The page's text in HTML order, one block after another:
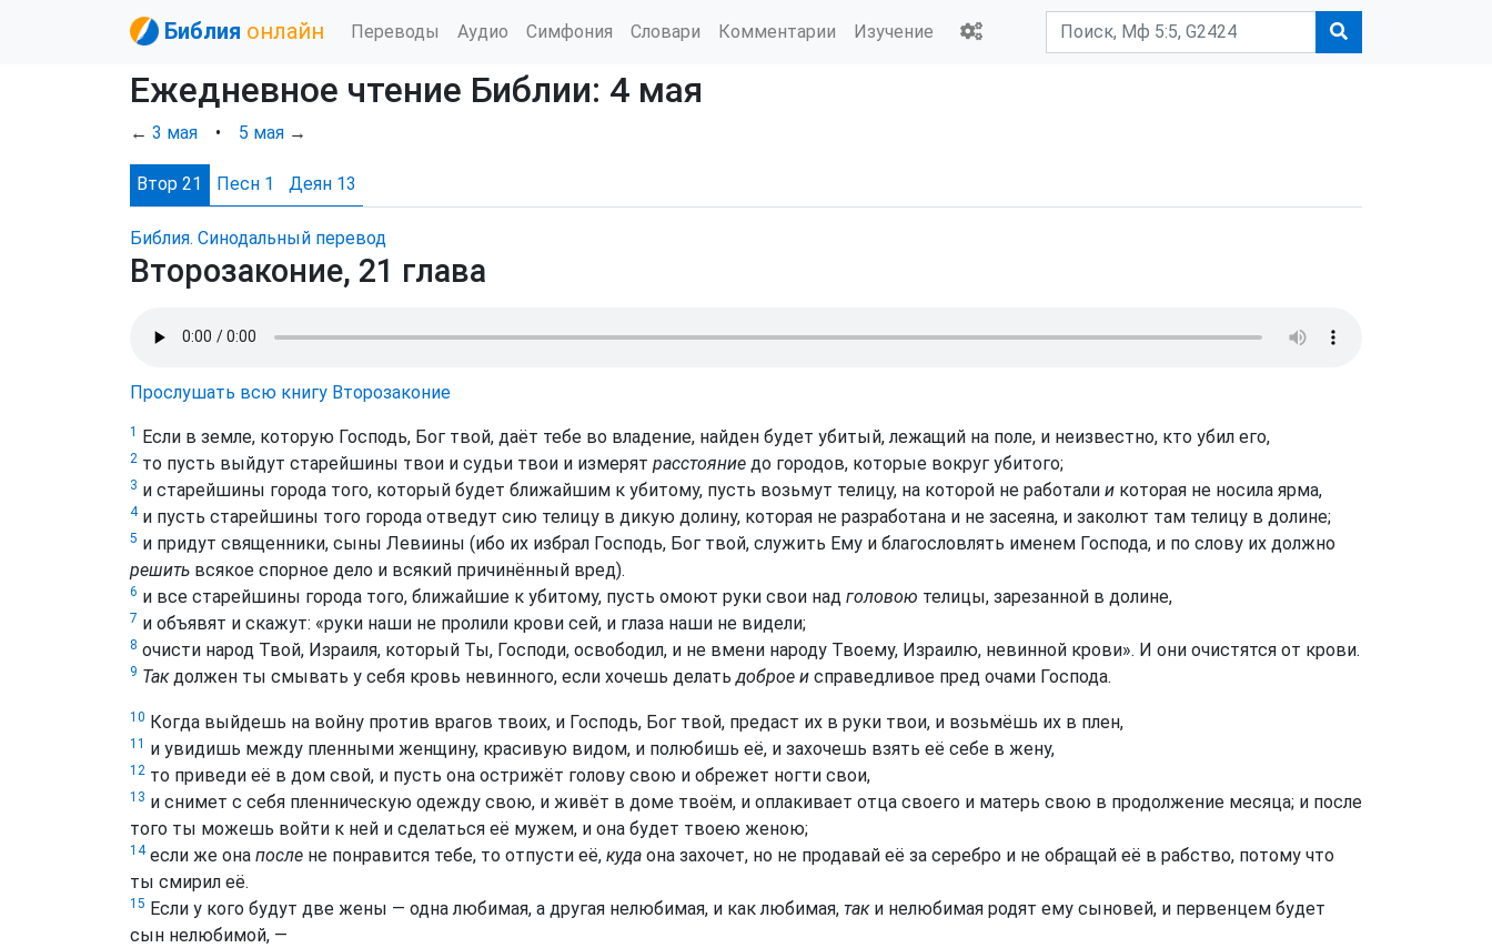
Библия онлайн Переводы Аудио Симфония Словари Комментарии Изучение
Ежедневное чтение Библии: 4 мая
← 3 мая • 5 мая →
Втор 21 Песн 1 Деян 13
Библия. Синодальный перевод
Второзаконие, 21 глава
Прослушать всю книгу Второзаконие
1 Если в земле, которую Господь, Бог твой, даёт тебе во владение, найден будет убитый, лежащий на поле, и неизвестно, кто убил его,
2 то пусть выйдут старейшины твои и судьи твои и измерят расстояние до городов, которые вокруг убитого;
3 и старейшины города того, который будет ближайшим к убитому, пусть возьмут телицу, на которой не работали и которая не носила ярма,
4и пусть старейшины того города отведут сию телицу в дикую долину, которая не разработана и не засеяна, и заколют там телицу в долине;
5 и придут священники, сыны Левиины (ибо их избрал Господь, Бог твой, служить Ему и благословлять именем Господа, и по слову их должно
решить всякое спорное дело и всякий причинённый вред).
6 и все старейшины города того, ближайшие к убитому, пусть омоют руки свои над головою телицы, зарезанной в долине,
7 и объявят и скажут: «руки наши не пролили крови сей, и глаза наши не видели;
8 очисти народ Твой, Израиля, который Ты, Господи, освободил, и не вмени народу Твоему, Израилю, невинной крови». И они очистятся от крови.
9 Такдолжен ты смывать у себя кровь невинного, если хочешь делать доброе и справедливое пред очами Господа.
10 Когда выйдешь на войну против врагов твоих, и Господь, Бог твой, предаст их в руки твои, и возьмёшь их в плен,
11 и увидишь между пленными женщину, красивую видом, и полюбишь её, и захочешь взять её себе в жену,
12 то приведи её в дом свой, и пусть она острижёт голову свою и обрежет ногти свои,
13 и снимет с себя пленническую одежду свою, и живёт в доме твоём, и оплакивает отца своего и матерь свою в продолжение месяца; и после
того ты можешь войти к ней и сделаться её мужем, и она будет твоею женою;
14если же она после не понравится тебе, то отпусти её, куда она захочет, но не продавай её за серебро и не обращай её в рабство, потому что
ты смирил её.
15 Если у кого будут две жены — одна любимая, а другая нелюбимая, и как любимая, таки нелюбимая родят ему сыновей, и первенцем будет
сын нелюбимой, —